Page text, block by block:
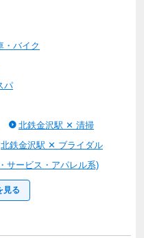
・バイク
パ
北鉄金沢駅 ✕ 清掃
北鉄金沢駅 ✕ ブライダル
サービス・アパレル系)
見る